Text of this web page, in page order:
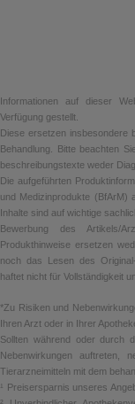
Informationen auf dieser
Verfügung gestellt.
Diese ersetzen insbesondere
Behandlung. Bitte beachten
beschreibungstexte weder
Die aufgeführten
und Medizinprodukte (BfArM)
Inhalte sind auf wichtige
Bewerbung des Artikels/
Produkthinweise ersetzen
noch das Lesen des
haftet nicht für Vollständigkeit
*Zu Risiken und
Ihren Arzt oder in Ihrer
Sollten während oder durch
Nebenwirkungen auftreten,
Tierarzneimitteln mit dem
¹ Preisersparnis unseres